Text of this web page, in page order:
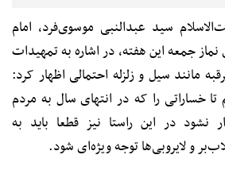
سید عبدالنبی موسوی‌فرد، امام
جمعه این هفته، در اشاره به تمهیدات
مانند سیل و زلزله احتمالی اظهار کرد:
تا خساراتی را که در انتهای سال به مردم
نشود در این راستا نیز قطعا باید به
و لایروبی‌ها توجه ویژه‌ای شود.